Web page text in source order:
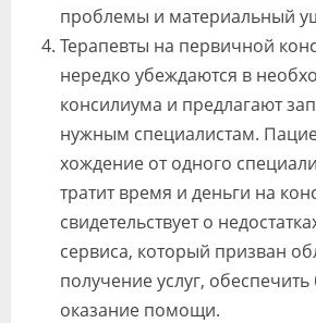
проблемы и материальный
Терапевты на первичной
нередко убеждаются в
консилиума и предлагают
нужным специалистам.
хождение от одного
тратит время и деньги на
свидетельствует о
сервиса, который призван
получение услуг,
оказание помощи.